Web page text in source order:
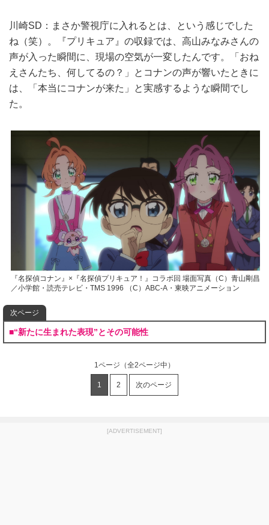
川崎SD：まさか警視庁に入れるとは、という感じでした
ね（笑）。『プリキュア』の収録では、高山みなみさんの
声が入った瞬間に、現場の空気が一変したんです。「おね
えさんたち、何してるの？」とコナンの声が響いたときに
は、「本当にコナンが来た」と実感するような瞬間でし
た。
『名探偵コナン』×『名探偵プリキュア！』コラボ回 場面写真（C）青山剛昌
／小学館・読売テレビ・TMS 1996 （C）ABC-A・東映アニメーション
次ページ
■“新たに生まれた表現”とその可能性
1ページ （全2ページ中）
1 2 次のページ
[ADVERTISEMENT]